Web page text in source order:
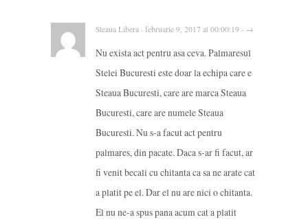
Steaua Libera · februarie 9, 2017 at 00:00:19 · →
Nu exista act pentru asa ceva. Palmaresul
Stelei Bucuresti este doar la echipa care e
Steaua Bucuresti, care are marca Steaua
Bucuresti, care are numele Steaua
Bucuresti. Nu s-a facut act pentru
palmares, din pacate. Daca s-ar fi facut, ar
fi venit becali cu chitanta ca sa ne arate cat
a platit pe el. Dar el nu are nici o chitanta.
El nu ne-a spus pana acum cat a platit